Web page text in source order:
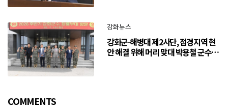
강화뉴스
강화군-해병대 제2사단, 접경지역 현
안 해결 위해 머리 맞대 박용철 군수
COMMENTS